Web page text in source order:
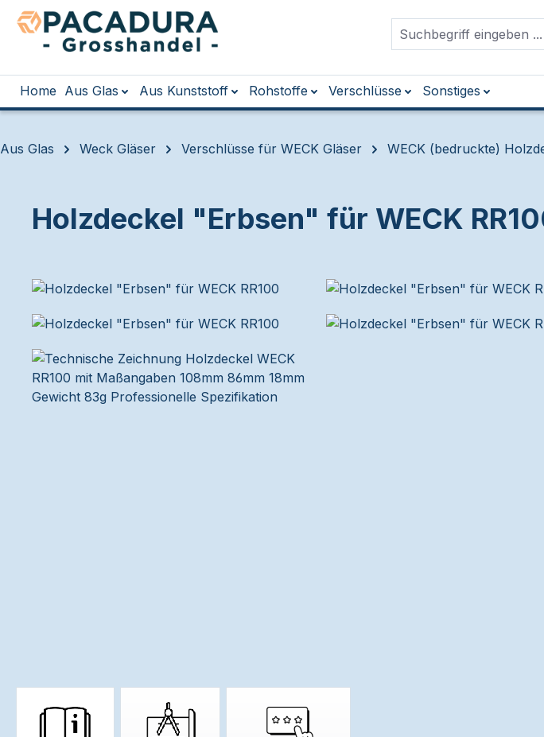
Hauptinhalt springen
Zur Suche springen
Zur Hauptnavigation springen
Home Aus Glas Aus Kunststoff Rohstoffe Verschlüsse Sonstiges
Aus Glas Weck Gläser Verschlüsse für WECK Gläser WECK (bedruckte)
Holzdeckel "Erbsen" für WECK